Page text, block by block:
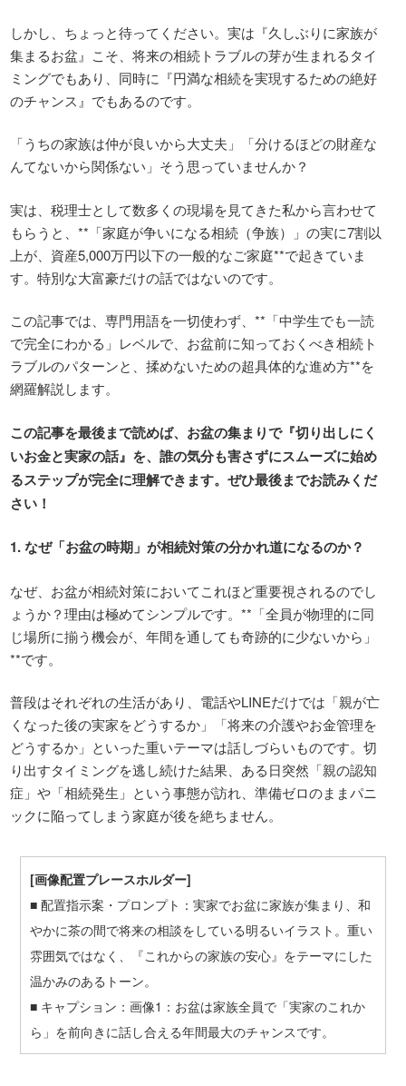
しかし、ちょっと待ってください。実は『久しぶりに家族が
集まるお盆』こそ、将来の相続トラブルの芽が生まれるタイ
ミングでもあり、同時に『円満な相続を実現するための絶好
のチャンス』でもあるのです。
「うちの家族は仲が良いから大丈夫」「分けるほどの財産な
んてないから関係ない」そう思っていませんか？
実は、税理士として数多くの現場を見てきた私から言わせて
もらうと、**「家庭が争いになる相続（争族）」の実に7割以
上が、資産5,000万円以下の一般的なご家庭**で起きていま
す。特別な大富豪だけの話ではないのです。
この記事では、専門用語を一切使わず、**「中学生でも一読
で完全にわかる」レベルで、お盆前に知っておくべき相続ト
ラブルのパターンと、揉めないための超具体的な進め方**を
網羅解説します。
この記事を最後まで読めば、お盆の集まりで『切り出しにく
いお金と実家の話』を、誰の気分も害さずにスムーズに始め
るステップが完全に理解できます。ぜひ最後までお読みくだ
さい！
1.なぜ「お盆の時期」が相続対策の分かれ道になるのか？
なぜ、お盆が相続対策においてこれほど重要視されるのでし
ょうか？理由は極めてシンプルです。**「全員が物理的に同
じ場所に揃う機会が、年間を通しても奇跡的に少ないから」
**です。
普段はそれぞれの生活があり、電話やLINEだけでは「親が亡
くなった後の実家をどうするか」「将来の介護やお金管理を
どうするか」といった重いテーマは話しづらいものです。切
り出すタイミングを逃し続けた結果、ある日突然「親の認知
症」や「相続発生」という事態が訪れ、準備ゼロのままパニ
ックに陥ってしまう家庭が後を絶ちません。
[画像配置プレースホルダー]
■ 配置指示案・プロンプト：実家でお盆に家族が集まり、和
やかに茶の間で将来の相談をしている明るいイラスト。重い
雰囲気ではなく、『これからの家族の安心』をテーマにした
温かみのあるトーン。
■ キャプション：画像1 ：お盆は家族全員で「実家のこれか
ら」を前向きに話し合える年間最大のチャンスです。